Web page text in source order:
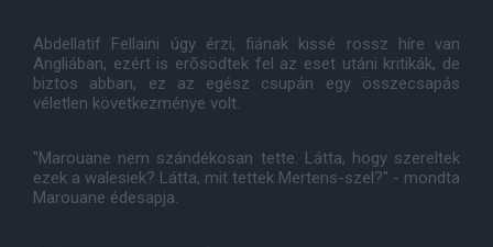
Abdellatif Fellaini úgy érzi, fiának kissé rossz híre van
Angliában, ezért is erõsödtek fel az eset utáni kritikák, de
biztos abban, ez az egész csupán egy összecsapás
véletlen következménye volt.
"Marouane nem szándékosan tette. Látta, hogy szereltek
ezek a walesiek? Látta, mit tettek Mertens-szel?" - mondta
Marouane édesapja.